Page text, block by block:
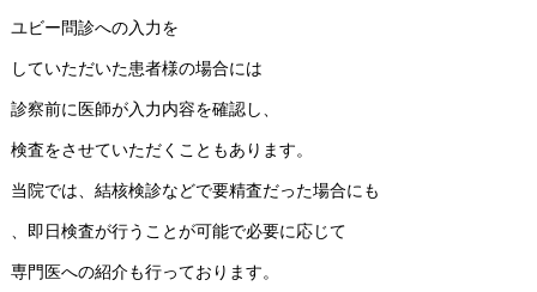
ユビー問診への入力を
していただいた患者様の場合には
診察前に医師が入力内容を確認し、
検査をさせていただくこともあります。
当院では、結核検診などで要精査だった場合にも
、即日検査が行うことが可能で必要に応じて
専門医への紹介も行っております。